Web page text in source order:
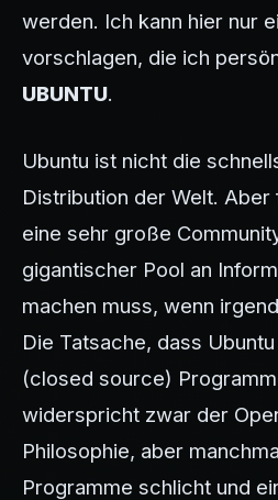
werden. Ich kann hier nur
vorschlagen, die ich
UBUNTU.
Ubuntu ist nicht die
Distribution der Welt.
eine sehr große
gigantischer Pool an
machen muss, wenn
Die Tatsache, dass
(closed source)
widerspricht zwar der
Philosophie, aber
Programme schlicht und